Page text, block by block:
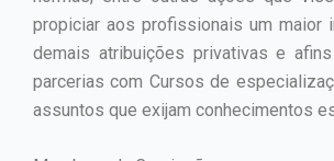
propiciar aos profissionais um maior
demais atribuições privativas e
parcerias com Cursos de
assuntos que exijam conhecimentos